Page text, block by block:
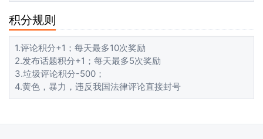
积分规则
1.评论积分+1；每天最多10次奖励
2.发布话题积分+1；每天最多5次奖励
3.垃圾评论积分-500；
4.黄色，暴力，违反我国法律评论直接封号